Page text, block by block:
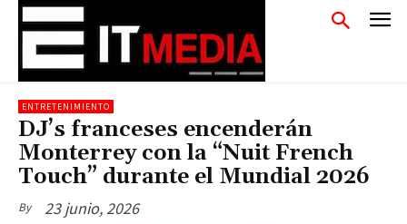
ENTRETENIMIENTO
DJ’s franceses encenderán
Monterrey con la “Nuit French
Touch” durante el Mundial 2026
By 23 junio, 2026